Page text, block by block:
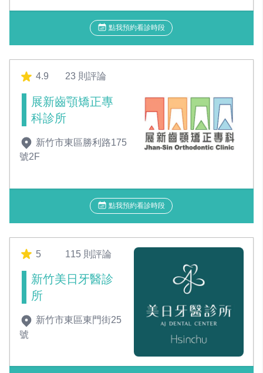
點我預約看診時段
4.9 23 則評論
展新齒顎矯正專
科診所
新竹市東區勝利路175
號2F
點我預約看診時段
5 115 則評論
新竹美日牙醫診
所
新竹市東區東門街25
號